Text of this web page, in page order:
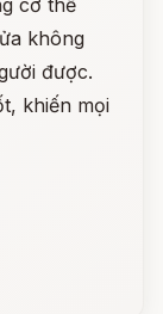
cơ thể
không
được.
khiến mọi